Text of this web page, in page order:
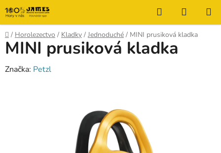
Prejsť
na
obsah
Hľadať
KOŠÍK
Domov
/ Horolezectvo / Kladky / Jednoduché / MINI prusiková kladka
MINI prusiková kladka
Značka: Petzl